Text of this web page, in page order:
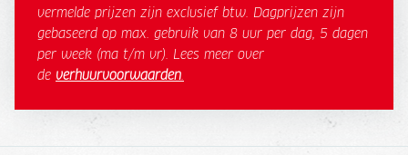
vermelde prijzen zijn exclusief btw. Dagprijzen zijn
gebaseerd op max. gebruik van 8 uur per dag, 5 dagen
per week (ma t/m vr). Lees meer over
de verhuurvoorwaarden